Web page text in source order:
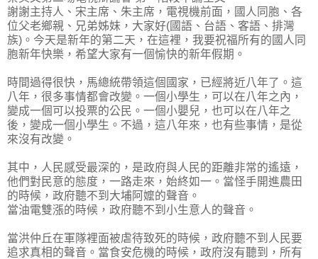
謝謝主持人、宋主席、朱主席，電視機前面，國人同胞、各
位父老鄉親、兄弟姊妹，大家好(國語、台語、客語、排灣
族)。今天是新年的第二天，在這裡，我要祝福所有的國人同
胞新年快樂，希望大家有一個愉快的新年假期。
時間過得很快，馬總統帶領這個國家，已經將近八年了。這
八年，很多事情都會改變。一個小學生，可以在八年之內，
變成一個可以投票的公民。一個小嬰兒，也可以在八年之
後，變成一個小學生。不過，這八年來，也有些事情，是從
來沒有改變。
其中，人民感受最深的，是政府與人民的距離非常的遙遠，
他們對民意的態度，一路走來，始終如一。當怪手開進農田
的時候，政府聽不到大埔阿嬤的聲音。
當油電雙漲的時候，政府聽不到小生意人的聲音。
當洪仲丘在軍隊裡面被虐待致死的時候，政府聽不到人民要
追求真相的聲音。當食安危機的時候，政府沒有聽到，所有